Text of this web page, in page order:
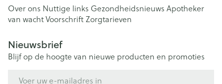
Over ons Nuttige links Gezondheidsnieuws Apotheker
van wachtVoorschriftZorgtarieven
Nieuwsbrief
Blijf op de hoogte van nieuwe producten en promoties